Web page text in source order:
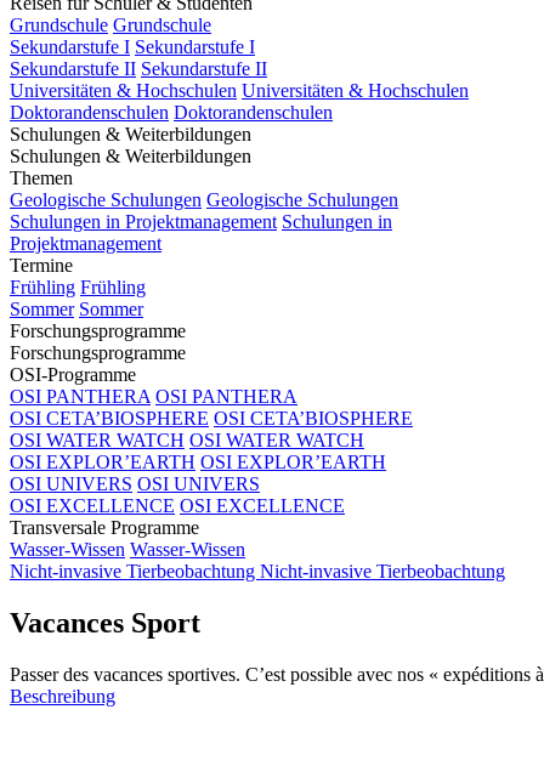
Grundschule Grundschule
Sekundarstufe I Sekundarstufe I
Sekundarstufe II Sekundarstufe II
Universitäten & Hochschulen Universitäten & Hochschulen
Doktorandenschulen Doktorandenschulen
Schulungen & Weiterbildungen
Schulungen & Weiterbildungen
Themen
Geologische Schulungen Geologische Schulungen
Schulungen in Projektmanagement Schulungen in
Projektmanagement
Termine
Frühling Frühling
Sommer Sommer
Forschungsprogramme
Forschungsprogramme
OSI-Programme
OSI PANTHERA OSI PANTHERA
OSI CETA’BIOSPHERE OSI CETA’BIOSPHERE
OSI WATER WATCH OSI WATER WATCH
OSI EXPLOR’EARTH OSI EXPLOR’EARTH
OSI UNIVERS OSI UNIVERS
OSI EXCELLENCE OSI EXCELLENCE
Transversale Programme
Wasser-Wissen Wasser-Wissen
Nicht-invasive Tierbeobachtung Nicht-invasive Tierbeobachtung
Vacances Sport
Passer des vacances sportives. C’est possible avec nos «
Beschreibung